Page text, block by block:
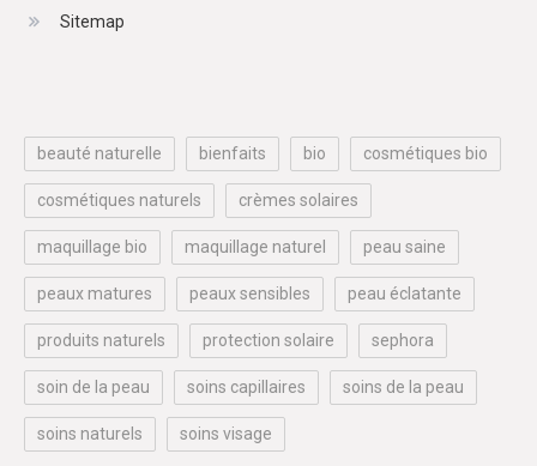
Sitemap
beauté naturelle bienfaits bio cosmétiques bio
cosmétiques naturels crèmes solaires
maquillage bio maquillage naturel peau saine
peaux matures peaux sensibles peau éclatante
produits naturels protection solaire sephora
soin de la peau soins capillaires soins de la peau
soins naturels soins visage